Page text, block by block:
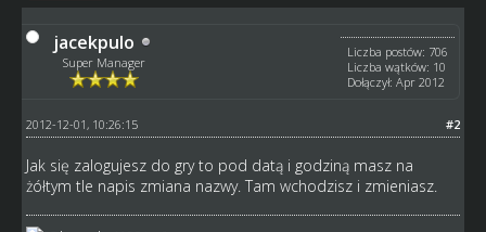
jacekpulo
Super Manager
Liczba postów: 706
Liczba wątków: 10
Dołączył: Apr 2012
#2
2012-12-01, 10:26:15
Jak się zalogujesz do gry to pod datą i godziną masz na
żółtym tle napis zmiana nazwy. Tam wchodzisz i zmieniasz.